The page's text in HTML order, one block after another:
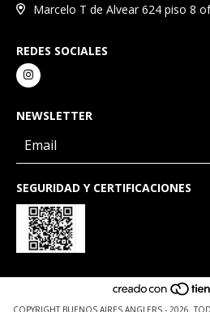
Marcelo T de Alvear 624 piso 8
REDES SOCIALES
NEWSLETTER
SEGURIDAD Y CERTIFICACIONES
COPYRIGHT BUENOS AIRES ANGLERS - 2026.